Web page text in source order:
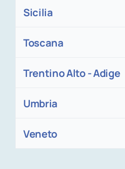
Sicilia
Toscana
Trentino Alto - Adige
Umbria
Veneto